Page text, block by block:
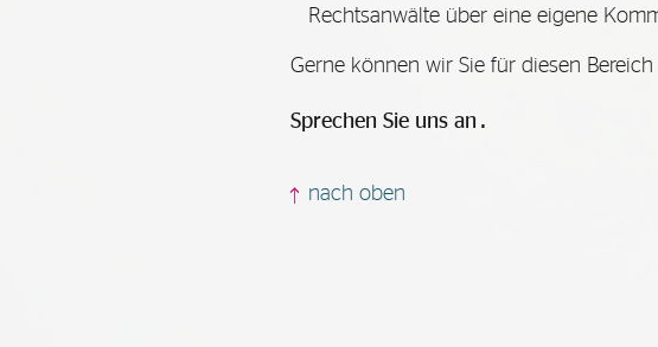
Rechtsanwälte über eine eigene
Gerne können wir Sie für diesen Bereich
Sprechen Sie uns an .
nach oben